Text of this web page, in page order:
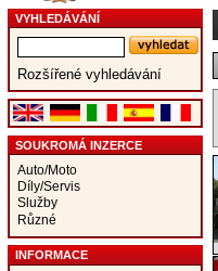
VYHLEDÁVÁNÍ
Rozšířené vyhledávání
SOUKROMÁ INZERCE
Auto/Moto
Díly/Servis
Služby
Různé
INFORMACE